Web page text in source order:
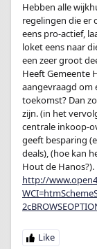
Hebben alle
regelingen die er
eens pro-actief,
loket eens naar
een zeer groot
Heeft Gemeente
aangevraagd om
toekomst? Dan
zijn. (in het
centrale inkoop-
geeft besparing
deals), (hoe kan
Hout de Hanos?).
http://